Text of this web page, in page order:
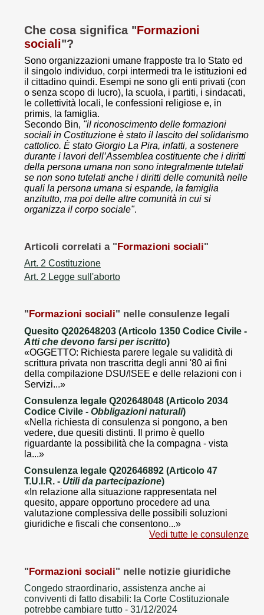
Che cosa significa "Formazioni
sociali"?
Sono organizzazioni umane frapposte tra lo Stato ed
il singolo individuo, corpi intermedi tra le istituzioni ed
il cittadino quindi. Esempi ne sono gli enti privati (con
o senza scopo di lucro), la scuola, i partiti, i sindacati,
le collettività locali, le confessioni religiose e, in
primis, la famiglia.
Secondo Bin, "il riconoscimento delle formazioni
sociali in Costituzione è stato il lascito del solidarismo
cattolico. È stato Giorgio La Pira, infatti, a sostenere
durante i lavori dell’Assemblea costituente che i diritti
della persona umana non sono integralmente tutelati
se non sono tutelati anche i diritti delle comunità nelle
quali la persona umana si espande, la famiglia
anzitutto, ma poi delle altre comunità in cui si
organizza il corpo sociale".
Articoli correlati a "Formazioni sociali"
Art. 2 Costituzione
Art. 2 Legge sull'aborto
"Formazioni sociali" nelle consulenze legali
Quesito Q202648203 (Articolo 1350 Codice Civile -
Atti che devono farsi per iscritto)
«OGGETTO: Richiesta parere legale su validità di
scrittura privata non trascritta degli anni '80 ai fini
della compilazione DSU/ISEE e delle relazioni con i
Servizi...»
Consulenza legale Q202648048 (Articolo 2034
Codice Civile - Obbligazioni naturali)
«Nella richiesta di consulenza si pongono, a ben
vedere, due quesiti distinti. Il primo è quello
riguardante la possibilità che la compagna - vista
la...»
Consulenza legale Q202646892 (Articolo 47
T.U.I.R. - Utili da partecipazione)
«In relazione alla situazione rappresentata nel
quesito, appare opportuno procedere ad una
valutazione complessiva delle possibili soluzioni
giuridiche e fiscali che consentono...»
Vedi tutte le consulenze
"Formazioni sociali" nelle notizie giuridiche
Congedo straordinario, assistenza anche ai
conviventi di fatto disabili: la Corte Costituzionale
potrebbe cambiare tutto - 31/12/2024